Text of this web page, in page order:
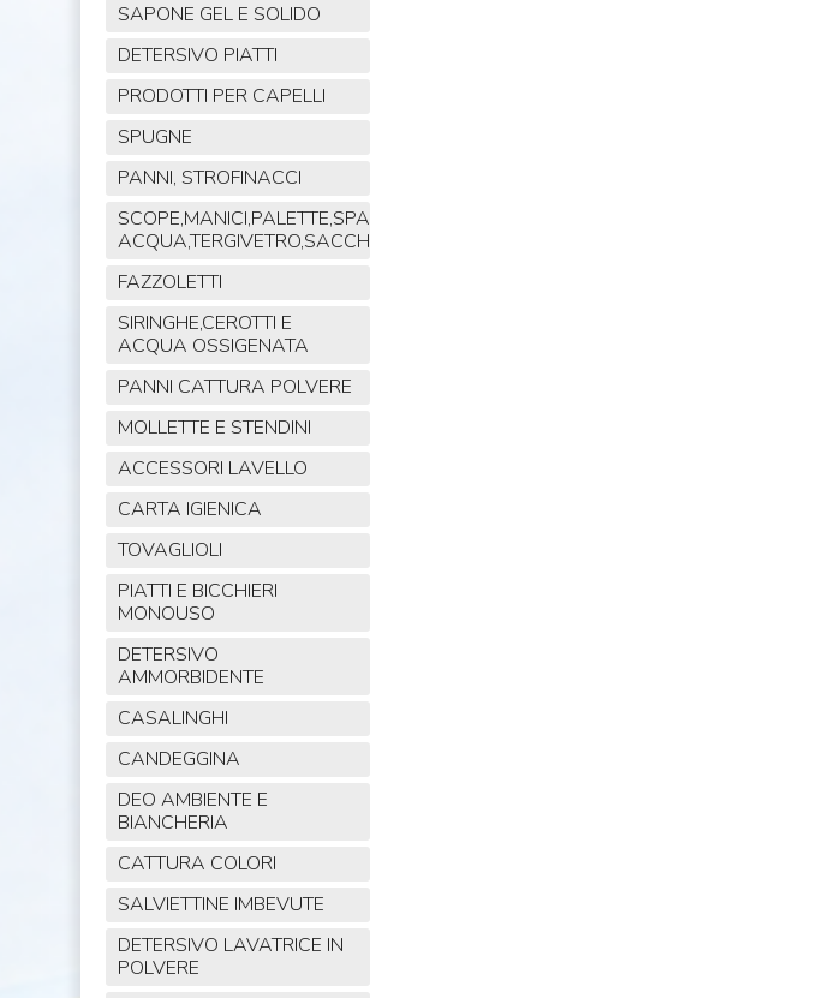
SAPONE GEL E SOLIDO
DETERSIVO PIATTI
PRODOTTI PER CAPELLI
SPUGNE
PANNI, STROFINACCI
SCOPE,MANICI,PALETTE,SPAZZOLE,TIRA
ACQUA,TERGIVETRO,SACCHI,MOP
FAZZOLETTI
SIRINGHE,CEROTTI E
ACQUA OSSIGENATA
PANNI CATTURA POLVERE
MOLLETTE E STENDINI
ACCESSORI LAVELLO
CARTA IGIENICA
TOVAGLIOLI
PIATTI E BICCHIERI
MONOUSO
DETERSIVO
AMMORBIDENTE
CASALINGHI
CANDEGGINA
DEO AMBIENTE E
BIANCHERIA
CATTURA COLORI
SALVIETTINE IMBEVUTE
DETERSIVO LAVATRICE IN
POLVERE